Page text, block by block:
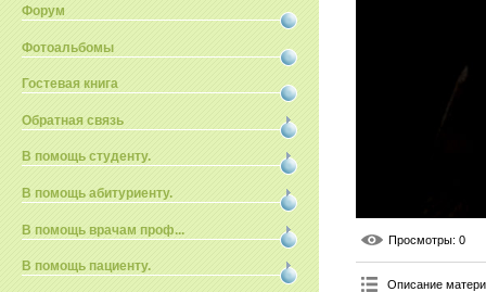
Форум
Фотоальбомы
Гостевая книга
Обратная связь
В помощь студенту.
В помощь абитуриенту.
В помощь врачам проф...
В помощь пациенту.
Просмотры: 0
Описание